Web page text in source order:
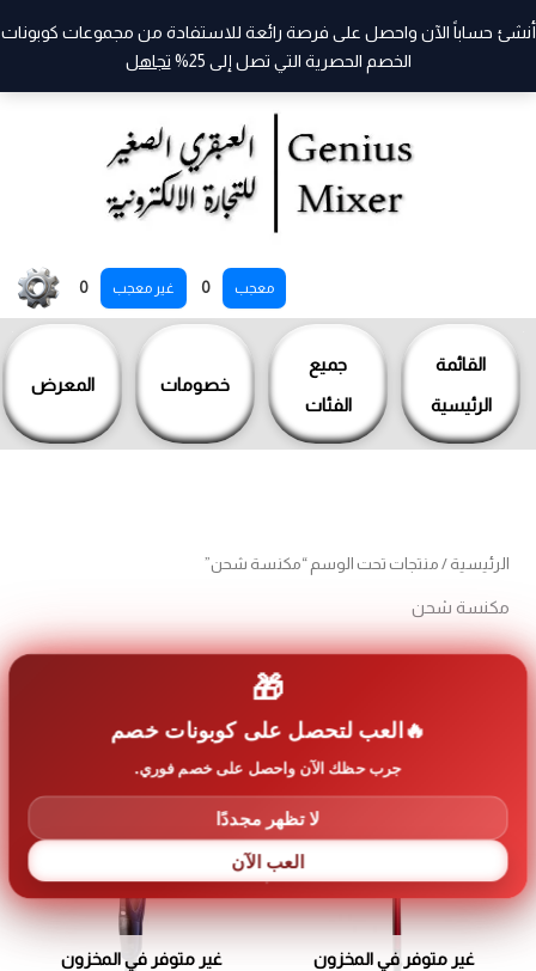
معجب 0 غير معجب 0
القائمة
الرئيسية
جميع
الفئات
خصومات المعرض
أنشئ حساباً الآن واحصل على فرصة رائعة للاستفادة من مجموعات كوبونات
الخصم الحصرية التي تصل إلى 25%
تجاهل
المحتوى
الرئيسية / منتجات تحت الوسم “مكنسة شحن”
مكنسة شحن
تم
غير متوفر في المخزون غير متوفر في المخزون
تخفيضات!
🎁
العب لتحصل على كوبونات خصم
جرب حظك الآن واحصل على خصم فوري.
لا تظهر مجددًا
العب الآن